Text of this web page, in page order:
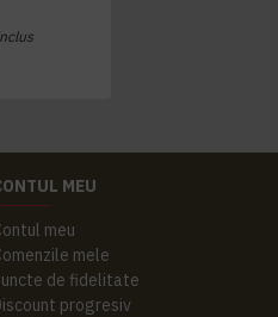
MEU
meu
mele
de fidelitate
progresiv